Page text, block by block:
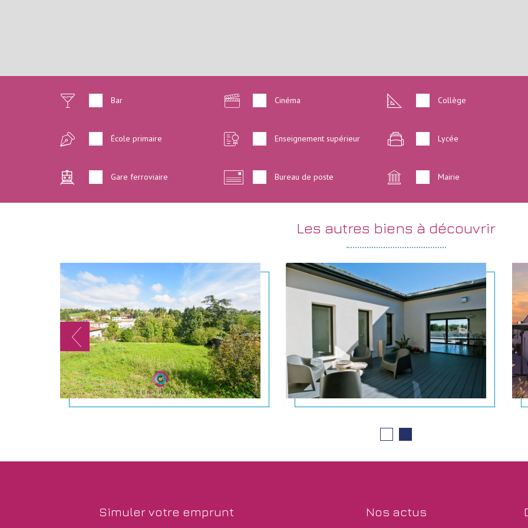
Bar Cinéma Collège
École primaire Enseignement supérieur Lycée
Gare ferroviaire Bureau de poste Mairie
les autres biens à découvrir
simuler votre emprunt nos actus